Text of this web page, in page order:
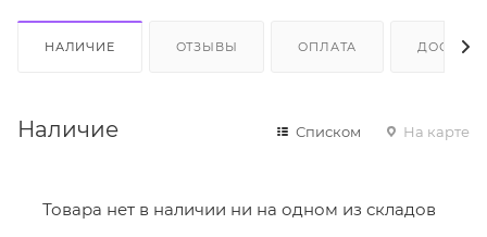
НАЛИЧИЕ ОТЗЫВЫ ОПЛАТА
Наличие Списком На карте
Товара нет в наличии ни на одном из складов